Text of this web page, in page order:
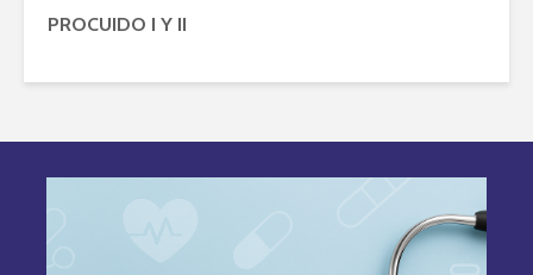
PROCUIDO I Y II